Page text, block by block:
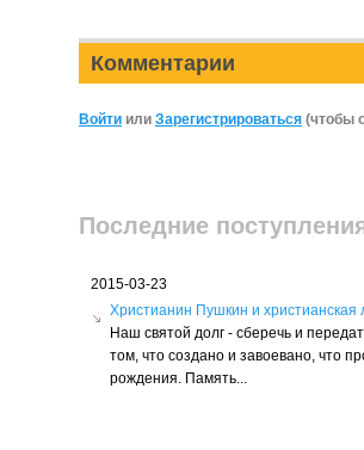
Комментарии
Войти или Зарегистрироваться (чтобы
Последние
2015-03-23
Христианин Пушкин и христианская
Наш святой долг - сберечь и
том, что создано и завоевано, что
рождения. Память...